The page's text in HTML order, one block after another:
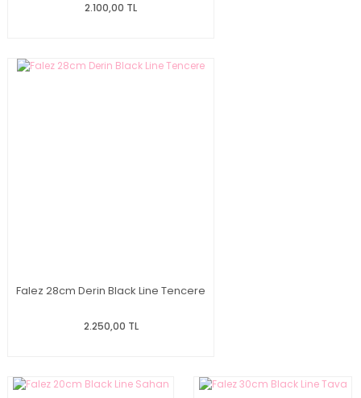
2.100,00 TL
Falez 28cm Derin Black Line Tencere
2.250,00 TL